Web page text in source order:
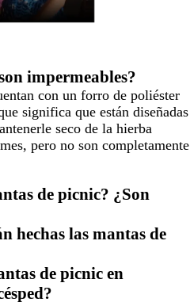
impermeables?
con un forro de poliéster
significa que están diseñadas
seco de la hierba
pero no son completamente
de picnic? ¿Son
hechas las mantas de
de picnic en